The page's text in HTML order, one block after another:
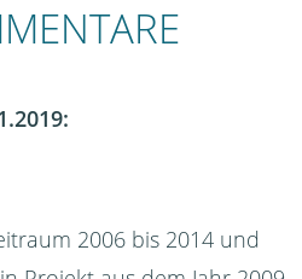
2006 bis 2014 und